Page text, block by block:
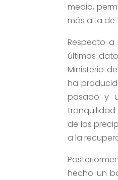
media,
más alta de
Respecto a
últimos
Ministerio
ha
pasado y
de las
a la
hecho un